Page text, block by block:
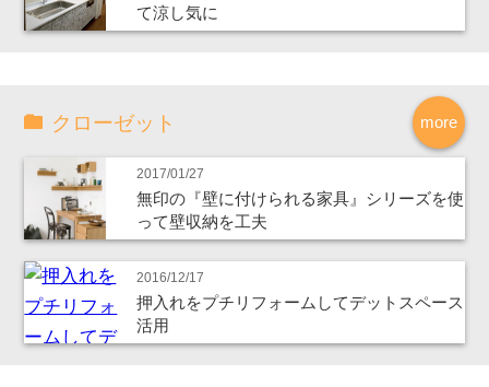
て涼し気に
more
クローゼット
2017/01/27
無印の『壁に付けられる家具』シリーズを使
って壁収納を工夫
2016/12/17
押入れをプチリフォームしてデットスペース
活用